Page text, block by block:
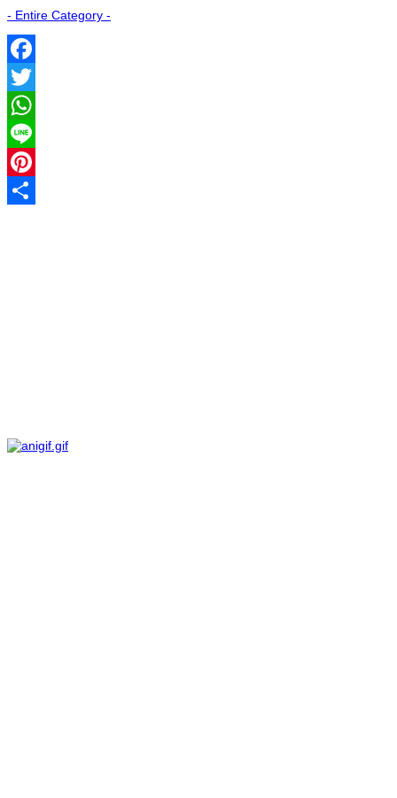
- Entire Category -
Facebook
Twitter
WhatsApp
Line
Pinterest